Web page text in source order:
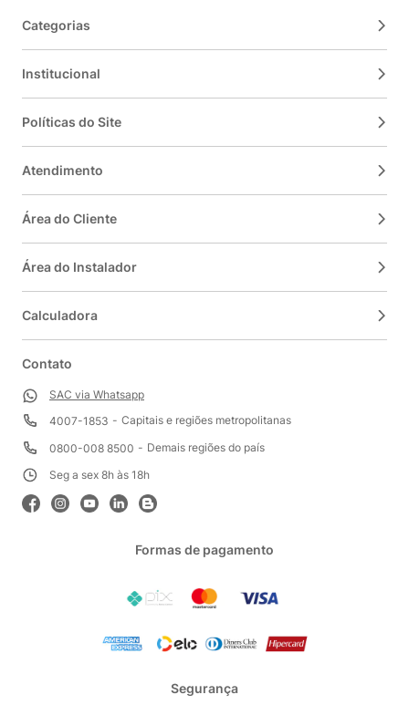
Categorias
Institucional
Políticas do Site
Atendimento
Área do Cliente
Área do Instalador
Calculadora
Contato
SAC via Whatsapp
4007-1853
Capitais e regiões metropolitanas
0800-008 8500
Demais regiões do país
Seg a sex 8h às 18h
Formas de pagamento
Segurança